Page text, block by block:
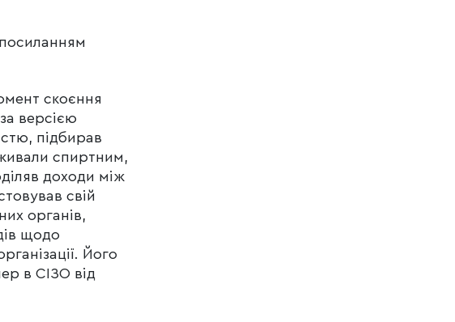
посиланням
скоєння
версією
підбирав
спиртним,
доходи між
свій
органів,
щодо
Його
в СІЗО від